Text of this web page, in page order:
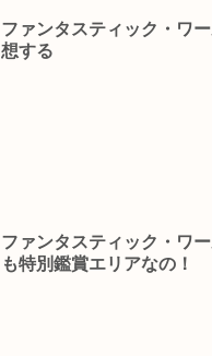
ファンタスティック・ワ
想する
ファンタスティック・ワ
も特別鑑賞エリアなの！